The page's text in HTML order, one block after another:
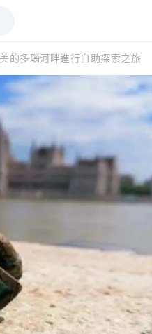
的多瑙河畔進行自助探索之旅